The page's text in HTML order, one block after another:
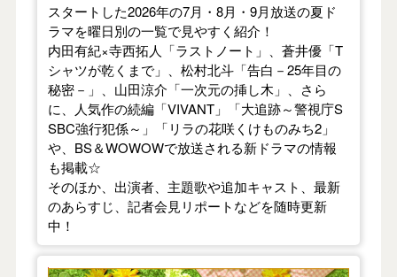
スタートした2026年の7月・8月・9月放送の夏ド
ラマを曜日別の一覧で見やすく紹介！
内田有紀×寺西拓人「ラストノート」、蒼井優「T
シャツが乾くまで」、松村北斗「告白－25年目の
秘密－」、山田涼介「一次元の挿し木」、さら
に、人気作の続編「VIVANT」「大追跡～警視庁S
SBC強行犯係～」「リラの花咲くけものみち2」
や、BS＆WOWOWで放送される新ドラマの情報
も掲載☆
そのほか、出演者、主題歌や追加キャスト、最新
のあらすじ、記者会見リポートなどを随時更新
中！